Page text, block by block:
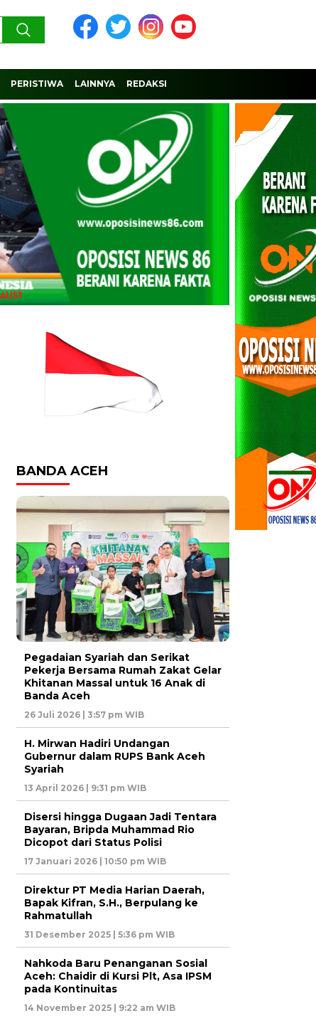
PERISTIWA LAINNYA REDAKSI
BANDA ACEH
Pegadaian Syariah dan Serikat
Pekerja Bersama Rumah Zakat Gelar
Khitanan Massal untuk 16 Anak di
Banda Aceh
26 Juli 2026 | 3:57 pm WIB
H. Mirwan Hadiri Undangan
Gubernur dalam RUPS Bank Aceh
Syariah
13 April 2026 | 9:31 pm WIB
Disersi hingga Dugaan Jadi Tentara
Bayaran, Bripda Muhammad Rio
Dicopot dari Status Polisi
17 Januari 2026 | 10:50 pm WIB
Direktur PT Media Harian Daerah,
Bapak Kifran, S.H., Berpulang ke
Rahmatullah
31 Desember 2025 | 5:36 pm WIB
Nahkoda Baru Penanganan Sosial
Aceh: Chaidir di Kursi Plt, Asa IPSM
pada Kontinuitas
14 November 2025 | 9:22 am WIB